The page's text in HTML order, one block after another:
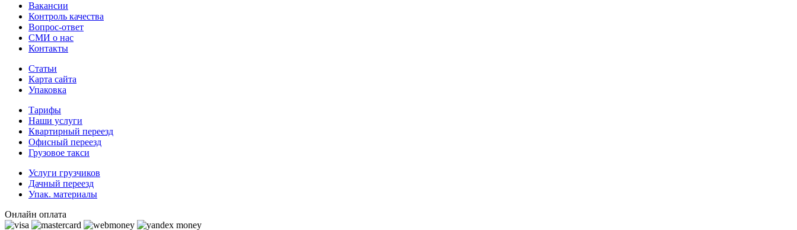
Вакансии
Контроль качества
Вопрос-ответ
СМИ о нас
Контакты
Статьи
Карта сайта
Упаковка
Тарифы
Наши услуги
Квартирный переезд
Офисный переезд
Грузовое такси
Услуги грузчиков
Дачный переезд
Упак. материалы
Онлайн оплата